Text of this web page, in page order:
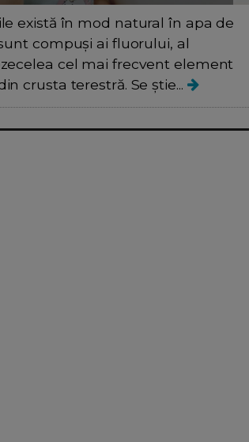
există în mod natural în apa de
compuși ai fluorului, al
cel mai frecvent element
crusta terestră. Se știe...